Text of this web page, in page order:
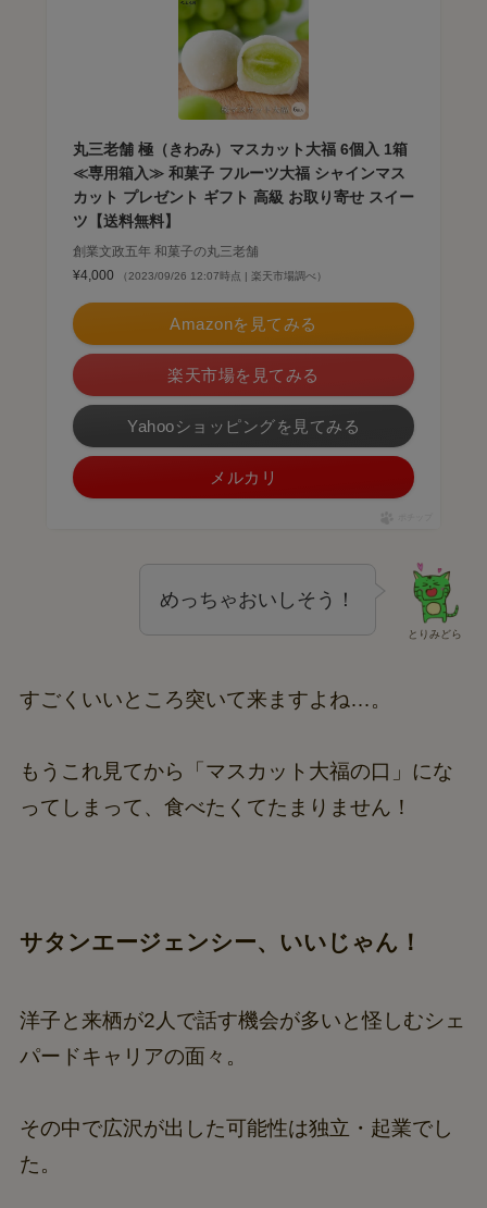
丸三老舗 極（きわみ）マスカット大福 6個入 1箱
≪専用箱入≫ 和菓子 フルーツ大福 シャインマス
カット プレゼント ギフト 高級 お取り寄せ スイー
ツ【送料無料】
創業文政五年 和菓子の丸三老舗
¥4,000
（2023/09/26 12:07時点 | 楽天市場調べ）
Amazonを見てみる
楽天市場を見てみる
Yahooショッピングを見てみる
メルカリ
とりみどら
めっちゃおいしそう！
すごくいいところ突いて来ますよね…。
もうこれ見てから「マスカット大福の口」にな
ってしまって、食べたくてたまりません！
サタンエージェンシー、いいじゃん！
洋子と来栖が2人で話す機会が多いと怪しむシェ
パードキャリアの面々。
その中で広沢が出した可能性は独立・起業でし
た。